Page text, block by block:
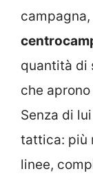
quantità di
che
Senza di
tattica: più
linee,